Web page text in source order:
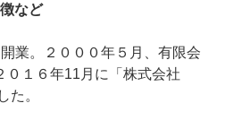
など
業。２０００年５月、有限会
１６年11月に「株式会社
た。